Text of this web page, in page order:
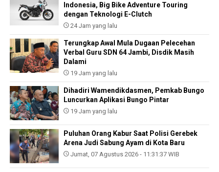
Indonesia, Big Bike Adventure Touring
dengan Teknologi E-Clutch
24 Jam yang lalu
Terungkap Awal Mula Dugaan Pelecehan
Verbal Guru SDN 64 Jambi, Disdik Masih
Dalami
19 Jam yang lalu
Dihadiri Wamendikdasmen, Pemkab Bungo
Luncurkan Aplikasi Bungo Pintar
19 Jam yang lalu
Puluhan Orang Kabur Saat Polisi Gerebek
Arena Judi Sabung Ayam di Kota Baru
Jumat, 07 Agustus 2026 - 11:31:37 WIB